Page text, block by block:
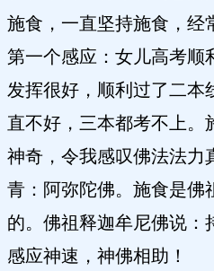
施食，一直坚持施食，经
第一个感应：女儿高考顺
发挥很好，顺利过了二本
直不好，三本都考不上。
神奇，令我感叹佛法法力
青：阿弥陀佛。施食是佛
的。佛祖释迦牟尼佛说：
感应神速，神佛相助！